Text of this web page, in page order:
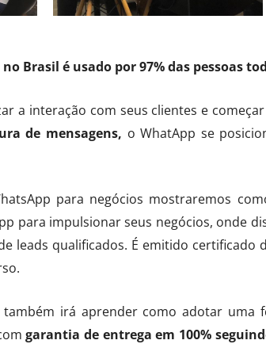
Brasil é usado por 97% das pessoas
a interação com seus clientes e
de mensagens, o WhatApp se
para negócios mostraremos
para impulsionar seus negócios, onde
leads qualificados. É emitido
também irá aprender como adotar uma
garantia de entrega em 100%